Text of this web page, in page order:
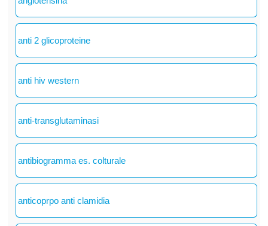
anti 2 glicoproteine
anti hiv western
anti-transglutaminasi
antibiogramma es. colturale
anticoprpo anti clamidia